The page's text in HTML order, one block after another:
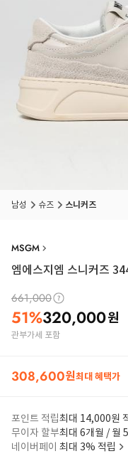
남성 슈즈 스니커즈
MSGM
엠에스지엠 스니커즈
661,000
51%320,000원
관부가세 포함
308,600원최대 혜택가
포인트 적립최대 14,000원
무이자 할부최대 6개월 / 월
네이버페이 최대 3% 적립